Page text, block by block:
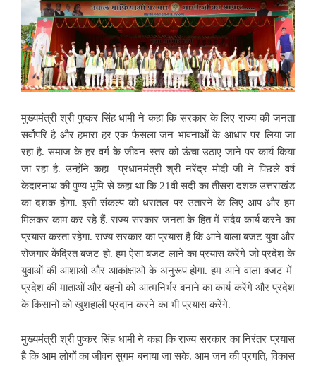
मुख्यमंत्री श्री पुष्कर सिंह धामी ने कहा कि सरकार के लिए राज्य की जनता
सर्वोपरि है और हमारा हर एक फैसला जन भावनाओं के आधार पर लिया जा
रहा है. समाज के हर वर्ग के जीवन स्तर को ऊंचा उठाए जाने पर कार्य किया
जा रहा है. उन्होंने कहा प्रधानमंत्री श्री नरेंद्र मोदी जी ने पिछले वर्ष
केदारनाथ की पुण्य भूमि से कहा था कि 21वी सदी का तीसरा दशक उत्तराखंड
का दशक होगा. इसी संकल्प को धरातल पर उतारने के लिए आप और हम
मिलकर काम कर रहे हैं. राज्य सरकार जनता के हित में सदैव कार्य करने का
प्रयास करता रहेगा. राज्य सरकार का प्रयास है कि आने वाला बजट युवा और
रोजगार केंद्रित बजट हो. हम ऐसा बजट लाने का प्रयास करेंगे जो प्रदेश के
युवाओं की आशाओं और आकांक्षाओं के अनुरूप होगा. हम आने वाला बजट में
प्रदेश की माताओं और बहनो को आत्मनिर्भर बनाने का कार्य करेंगे और प्रदेश
के किसानों को खुशहाली प्रदान करने का भी प्रयास करेंगे.
मुख्यमंत्री श्री पुष्कर सिंह धामी ने कहा कि राज्य सरकार का निरंतर प्रयास
है कि आम लोगों का जीवन सुगम बनाया जा सके. आम जन की प्रगति, विकास